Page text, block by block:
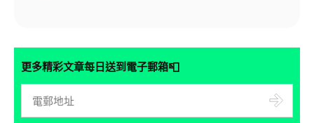
更多精彩文章每日送到電子郵箱📮